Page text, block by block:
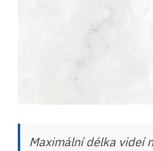
Maximální délka videí